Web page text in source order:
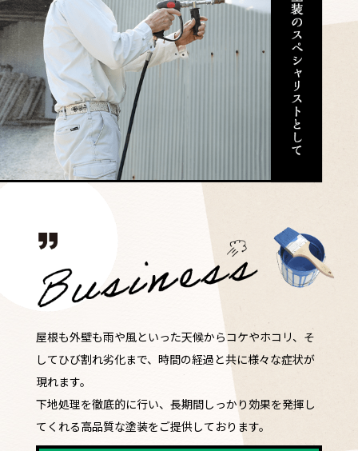
屋根も外壁も雨や風といった天候からコケやホコリ、そ
してひび割れ劣化まで、時間の経過と共に様々な症状が
現れます。
下地処理を徹底的に行い、長期間しっかり効果を発揮し
てくれる高品質な塗装をご提供しております。